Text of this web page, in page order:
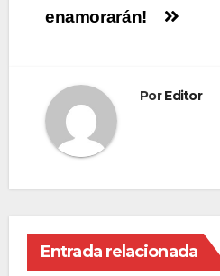
enamorarán!
PorEditor
Entrada relacionada